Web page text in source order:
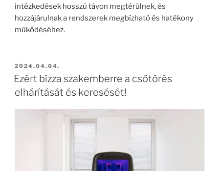
intézkedések hosszú távon megtérülnek, és
hozzájárulnak a rendszerek megbízható és hatékony
működéséhez.
BEKÜLDVE:
2024.04.04.
Ezért bízza szakemberre a csőtörés
elhárítását és keresését!